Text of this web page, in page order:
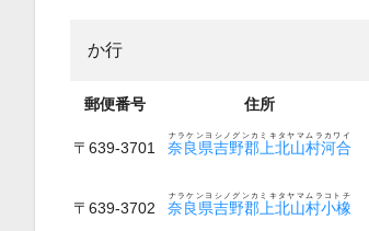
か行
郵便番号 住所
〒639-3701 奈良県吉野郡上北山村河合
ナラケンヨシノグンカミキタヤマムラカワイ
〒639-3702 奈良県吉野郡上北山村小橡
ナラケンヨシノグンカミキタヤマムラコトチ